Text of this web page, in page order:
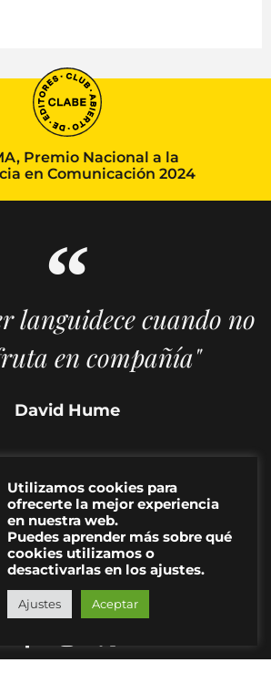
Premio Nacional a la
en Comunicación 2024
languidece cuando no
en compañía"
David Hume
| Revista de artes visuales y cultura
de Privacidad|Aviso Legal
Utilizamos cookies para
ofrecerte la mejor experiencia
en nuestra web.
Puedes aprender más sobre qué
cookies utilizamos o
desactivarlas en los ajustes.
Ajustes Aceptar